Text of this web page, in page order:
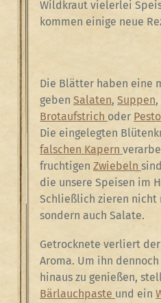
Wildkraut vielerlei
kommen einige neue
Die Blätter haben eine
geben Salaten, Suppen,
Brotaufstrich oder Pesto
Die eingelegten
falschen Kapern
fruchtigen Zwiebeln
die unsere Speisen im
Schließlich zieren nicht
sondern auch Salate.
Getrocknete verliert
Aroma. Um ihn
hinaus zu genießen,
Bärlauchpaste und ein